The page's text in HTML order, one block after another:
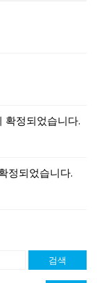
확정되었습니다.
정되었습니다.
검색